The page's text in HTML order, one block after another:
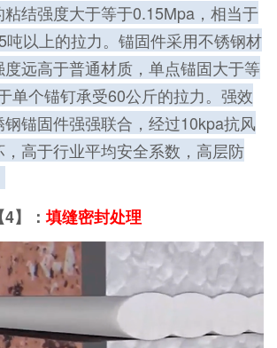
结强度大于等于0.15Mpa，相当于
吨以上的拉力。锚固件采用不锈钢材
度远高于普通材质，单点锚固大于等
单个锚钉承受60公斤的拉力。强效
锚固件强强联合，经过10kpa抗风
，高于行业平均安全系数，高层防
4】：填缝密封处理